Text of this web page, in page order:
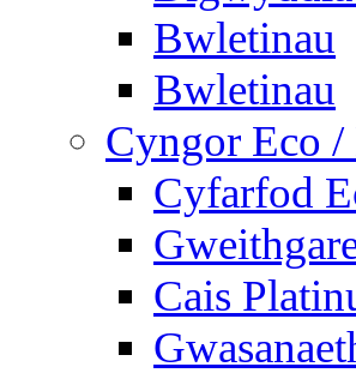
Bwletinau
Bwletinau
Cyngor Eco
Cyfarfod
Cais